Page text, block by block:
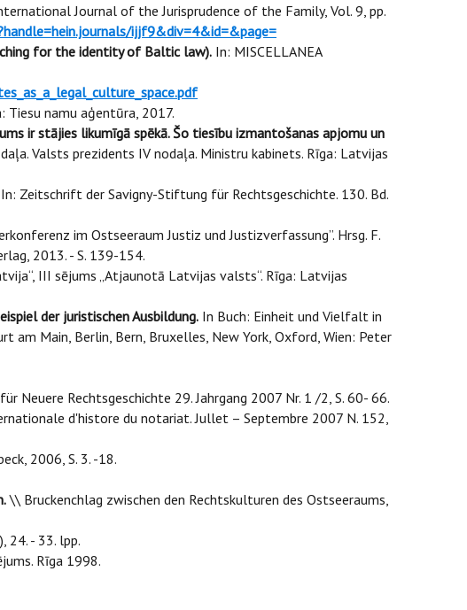
Journal of the Jurisprudence of the Family, Vol. 9, pp.
ijjf9&div=4&id=&page=
for the identity of Baltic law). In: MISCELLANEA
Tiesu namu aģentūra, 2017.
ir stājies likumīgā spēkā. Šo tiesību izmantošanas apjomu un
Valsts prezidents IV nodaļa. Ministru kabinets. Rīga: Latvijas
In: Zeitschrift der Savigny-Stiftung für Rechtsgeschichte. 130. Bd.
im Ostseeraum Justiz und Justizverfassung”. Hrsg. F.
2013. - S. 139-154.
III sējums „Atjaunotā Latvijas valsts“. Rīga: Latvijas
der juristischen Ausbildung. In Buch: Einheit und Vielfalt in
am Main, Berlin, Bern, Bruxelles, New York, Oxford, Wien: Peter
Neuere Rechtsgeschichte 29. Jahrgang 2007 Nr. 1 /2, S. 60- 66.
d'histore du notariat. Jullet – Septembre 2007 N. 152,
2006, S. 3. -18.
\\ Bruckenchlag zwischen den Rechtskulturen des Ostseeraums,
24. - 33. lpp.
Rīga 1998.